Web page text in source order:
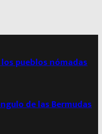
pueblos nómadas
de las Bermudas